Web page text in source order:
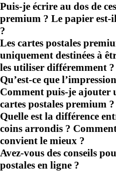
Puis-je écrire au dos de
premium ? Le papier est-
?
Les cartes postales
uniquement destinées à
les utiliser différemment ?
Qu’est-ce que
Comment puis-je ajouter
cartes postales premium ?
Quelle est la différence
coins arrondis ?
convient le mieux ?
Avez-vous des conseils
postales en ligne ?